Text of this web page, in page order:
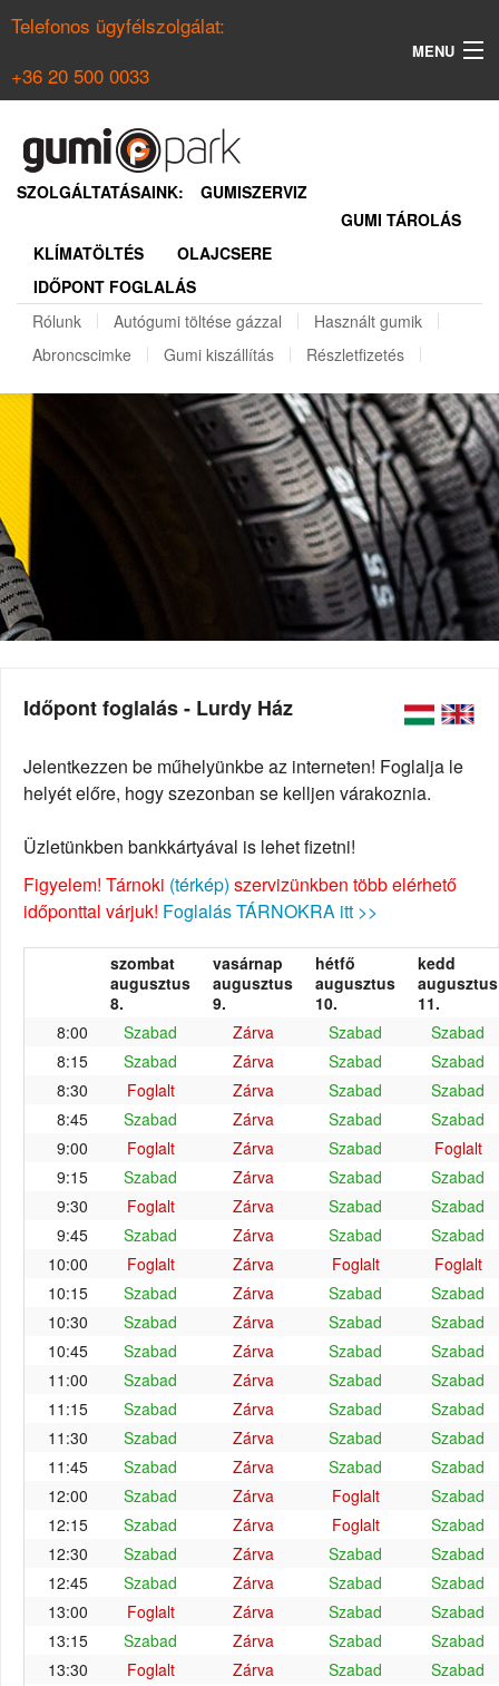
Telefonos ügyfélszolgálat:
+36 20 500 0033
MENU
NYÁRI GUMI KERESŐ
REGISZTRÁCIÓ
SZOLGÁLTATÁSAINK:
GUMISZERVIZ
GUMI TÁROLÁS
KLÍMATÖLTÉS
OLAJCSERE
IDŐPONT FOGLALÁS
Rólunk
Autógumi töltése gázzal
Használt gumik
Abroncscimke
Gumi kiszállítás Részletfizetés
Időpont foglalás - Lurdy Ház
Jelentkezzen be műhelyünkbe az interneten! Foglalja le
helyét előre, hogy szezonban se kelljen várakoznia.
Üzletünkben bankkártyával is lehet fizetni!
Figyelem! Tárnoki (térkép) szervizünkben több elérhető
időponttal várjuk! Foglalás TÁRNOKRA itt >>
szombat
augusztus
8.
vasárnap
augusztus
9.
hétfő
augusztus
10.
kedd
augusztus
11.
8:00
Szabad Zárva Szabad
Szabad
8:15
Szabad Zárva Szabad
Szabad
8:30
Foglalt Zárva Szabad
Szabad
8:45
Szabad Zárva Szabad
Szabad
9:00
Foglalt Zárva Szabad
Foglalt
9:15
Szabad Zárva Szabad
Szabad
9:30
Foglalt Zárva Szabad
Szabad
9:45
Szabad Zárva Szabad
Szabad
10:00
Foglalt Zárva Foglalt
Foglalt
10:15
Szabad Zárva Szabad
Szabad
10:30
Szabad Zárva Szabad
Szabad
10:45
Szabad Zárva Szabad
Szabad
11:00
Szabad Zárva Szabad
Szabad
11:15
Szabad Zárva Szabad
Szabad
11:30
Szabad Zárva Szabad
Szabad
11:45
Szabad Zárva Szabad
Szabad
12:00
Szabad Zárva Foglalt
Szabad
12:15
Szabad Zárva Foglalt
Szabad
12:30
Szabad Zárva Szabad
Szabad
12:45
Szabad Zárva Szabad
Szabad
13:00
Foglalt Zárva Szabad
Szabad
13:15
Szabad Zárva Szabad
Szabad
13:30
Foglalt Zárva Szabad
Szabad